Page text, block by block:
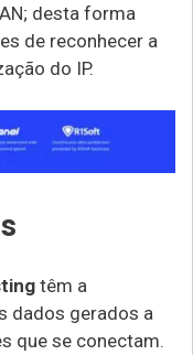
desta forma
de reconhecer a
do IP.
têm a
dados gerados a
que se conectam.